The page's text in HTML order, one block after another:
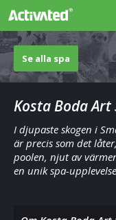
Se alla spa
Kosta Boda Art
I djupaste skogen i
är precis som det
poolen, njut av
en unik spa-